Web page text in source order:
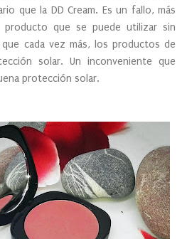
que la DD Cream. Es un fallo, más
que se puede utilizar sin
que cada vez más, los productos de
solar. Un inconveniente que
protección solar.